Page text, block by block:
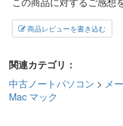
商品レビューを書き込む
関連カテゴリ：
中古ノートパソコン > メ
Mac マック